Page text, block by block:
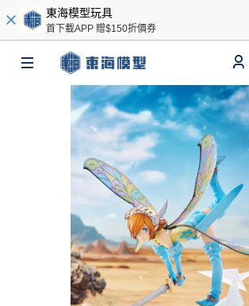
東海模型玩具
首下載APP 贈$150折價券